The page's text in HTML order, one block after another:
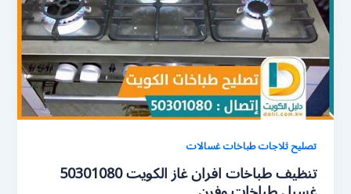
تصليح ثلاجات طباخات غسالات
تنظيف طباخات افران غاز الكويت 50301080